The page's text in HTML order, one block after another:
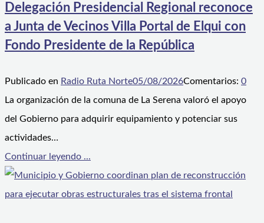
Delegación Presidencial Regional reconoce
a Junta de Vecinos Villa Portal de Elqui con
Fondo Presidente de la República
Publicado en Radio Ruta Norte05/08/2026Comentarios: 0
La organización de la comuna de La Serena valoró el apoyo
del Gobierno para adquirir equipamiento y potenciar sus
actividades…
Continuar leyendo ...